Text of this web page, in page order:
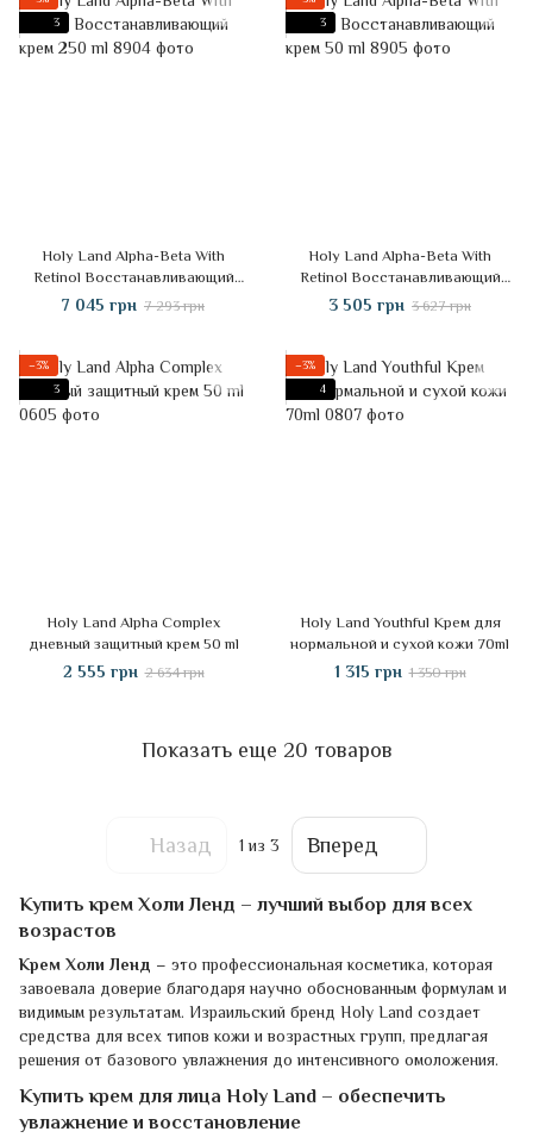
3
Holy Land Alpha-Beta With
Retinol Восстанавливающий
крем 250 ml
7 045 грн 7 293 грн
3
Holy Land Alpha-Beta With
Retinol Восстанавливающий
крем 50 ml
3 505 грн 3 627 грн
−3%
3
Holy Land Alpha Complex
дневный защитный крем 50 ml
2 555 грн 2 634 грн
−3%
4
Holy Land Youthful Крем для
нормальной и сухой кожи 70ml
1 315 грн 1 350 грн
Показать еще 20 товаров
Назад 1 из 3 Вперед
Купить крем Холи Ленд – лучший выбор для всех
возрастов
Крем Холи Ленд – это профессиональная косметика, которая
завоевала доверие благодаря научно обоснованным формулам и
видимым результатам. Израильский бренд Holy Land создает
средства для всех типов кожи и возрастных групп, предлагая
решения от базового увлажнения до интенсивного омоложения.
Купить крем для лица Holy Land – обеспечить
увлажнение и восстановление